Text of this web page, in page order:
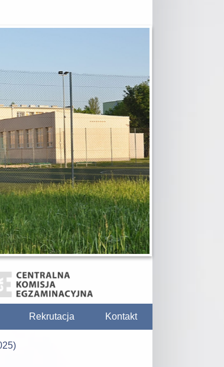
Rekrutacja Kontakt